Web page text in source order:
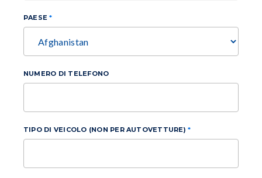
PAESE
NUMERO DI TELEFONO
TIPO DI VEICOLO (NON PER AUTOVETTURE)